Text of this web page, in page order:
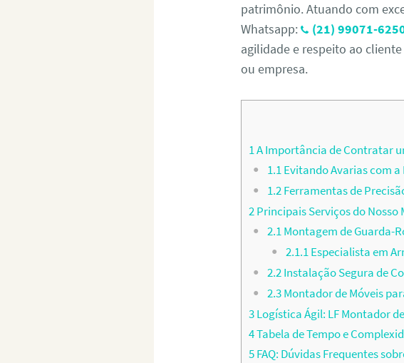
patrimônio. Atuando com
Whatsapp:
(21) 99071-
agilidade e respeito ao
ou empresa.
1A Importância de Contratar
1.1Evitando Avarias com a
1.2Ferramentas de
2Principais Serviços do Nosso
2.1Montagem de Guarda-
2.1.1Especialista em
2.2Instalação Segura de
2.3Montador de Móveis
3Logística Ágil: LF Montador
4Tabela de Tempo e
5FAQ: Dúvidas Frequentes